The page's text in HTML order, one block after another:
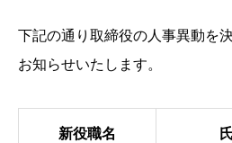
下記の通り取締役の人事異動を
お知らせいたします。
新役職名